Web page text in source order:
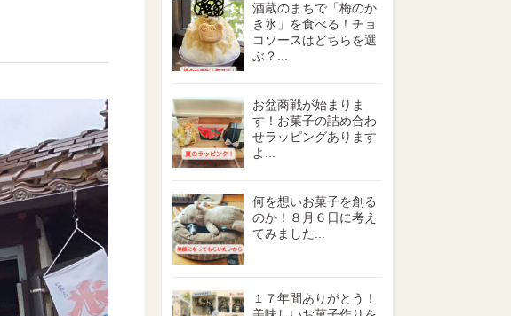
酒蔵のまちで「梅のか
き氷」を食べる！チョ
コソースはどちらを選
ぶ？...
お盆商戦が始まりま
す！お菓子の詰め合わ
せラッピングあります
よ...
何を想いお菓子を創る
のか！８月６日に考え
てみました...
１７年間ありがとう！